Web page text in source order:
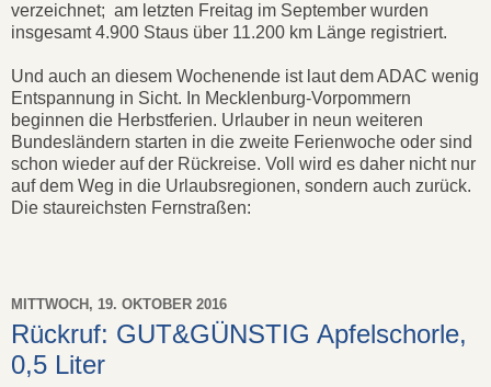
verzeichnet; am letzten Freitag im September wurden
insgesamt 4.900 Staus über 11.200 km Länge registriert.
Und auch an diesem Wochenende ist laut dem ADAC wenig
Entspannung in Sicht. In Mecklenburg-Vorpommern
beginnen die Herbstferien. Urlauber in neun weiteren
Bundesländern starten in die zweite Ferienwoche oder sind
schon wieder auf der Rückreise. Voll wird es daher nicht nur
auf dem Weg in die Urlaubsregionen, sondern auch zurück.
Die staureichsten Fernstraßen:
MITTWOCH, 19. OKTOBER 2016
Rückruf: GUT&GÜNSTIG Apfelschorle,
0,5 Liter